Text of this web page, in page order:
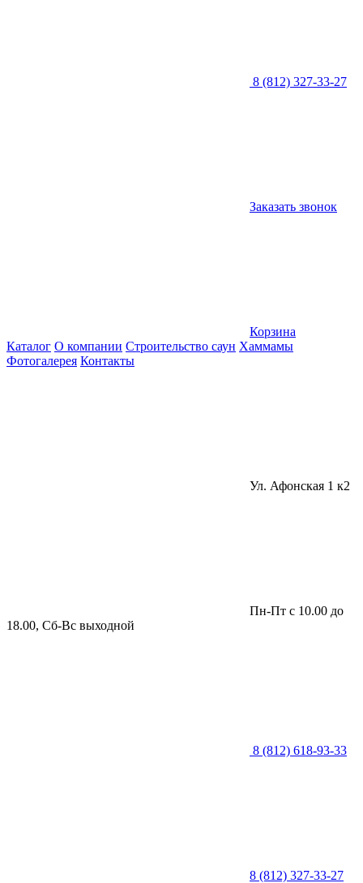
8 (812) 327-33-27
Заказать звонок
Корзина
Каталог О компании Строительство саун Хаммамы
Фотогалерея Контакты
Ул. Афонская 1 к2
Пн-Пт с 10.00 до
18.00, Сб-Вс выходной
8 (812) 618-93-33
8 (812) 327-33-27